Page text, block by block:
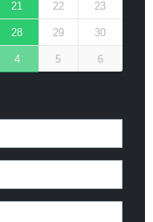
21 22 23
28 29 30
4 5 6